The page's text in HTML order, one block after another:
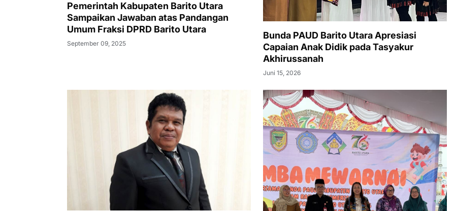
Pemerintah Kabupaten Barito Utara
Sampaikan Jawaban atas Pandangan
Umum Fraksi DPRD Barito Utara
September 09, 2025
Bunda PAUD Barito Utara Apresiasi
Capaian Anak Didik pada Tasyakur
Akhirussanah
Juni 15, 2026